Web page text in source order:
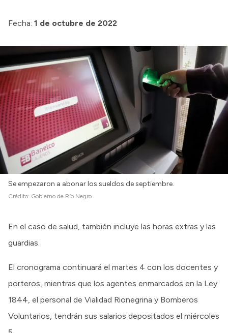
Consulta de expedientes
Convocatorias
Intranet
Login
Fecha: 1 de octubre de 2022
Se empezaron a abonar los sueldos de septiembre.
Crédito: Gobierno de Río Negro
En el caso de salud, también incluye las horas extras y las
guardias.
El cronograma continuará el martes 4 con los docentes y
porteros, mientras que los agentes enmarcados en la Ley
1844, el personal de Vialidad Rionegrina y Bomberos
Voluntarios, tendrán sus salarios depositados el miércoles